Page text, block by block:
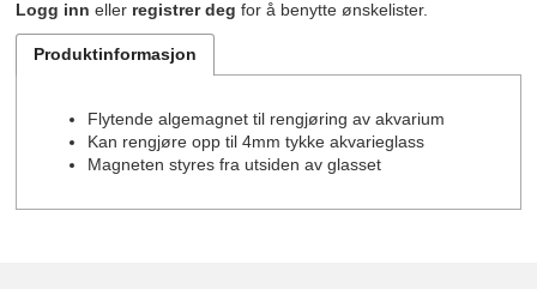
Logg inn eller registrer deg for å benytte ønskelister.
Produktinformasjon
Flytende algemagnet til rengjøring av akvarium
Kan rengjøre opp til 4mm tykke akvarieglass
Magneten styres fra utsiden av glasset